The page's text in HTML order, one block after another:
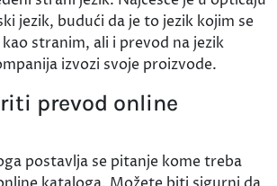
jezik, budući da je to jezik kojim se
stranim, ali i prevod na jezik
izvozi svoje proizvode.
prevod online
postavlja se pitanje kome treba